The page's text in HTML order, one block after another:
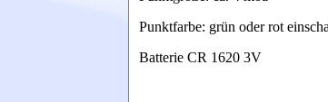
Punktfarbe: grün oder rot
Batterie CR 1620 3V